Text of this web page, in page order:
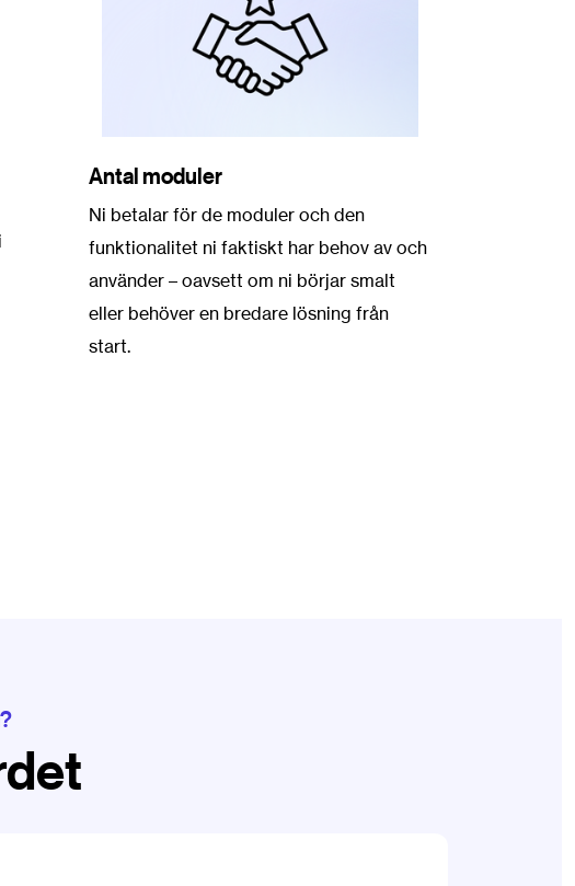
Antal moduler
Ni betalar för de moduler och den
funktionalitet ni faktiskt har behov av och
använder – oavsett om ni börjar smalt
eller behöver en bredare lösning från
start.